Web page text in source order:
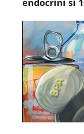
endocrini si